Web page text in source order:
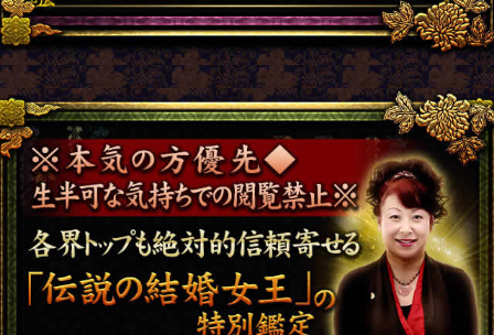
会員価格2,200円(税込)
通常価格2,750円(税込)
人生 【占界TOP君臨/的中伝説
樹立】あなたの全人生
SP（愛/職/財）今⇒晩年
会員価格2,200円(税込)
通常価格2,750円(税込)
あの人
の気持
ち
知ったら泣くよ？※絶対
一人で見る事※相手の7
大本音/恋見込み/結論